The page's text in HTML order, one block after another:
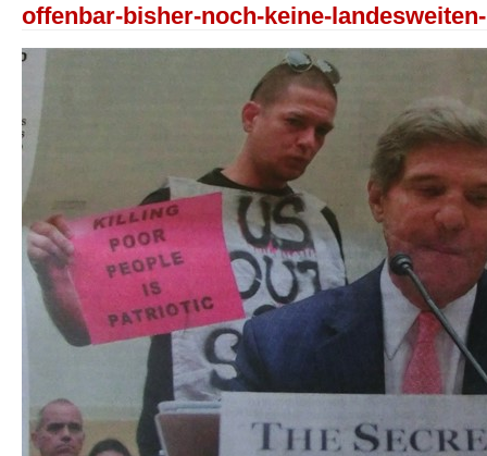
offenbar-bisher-noch-keine-